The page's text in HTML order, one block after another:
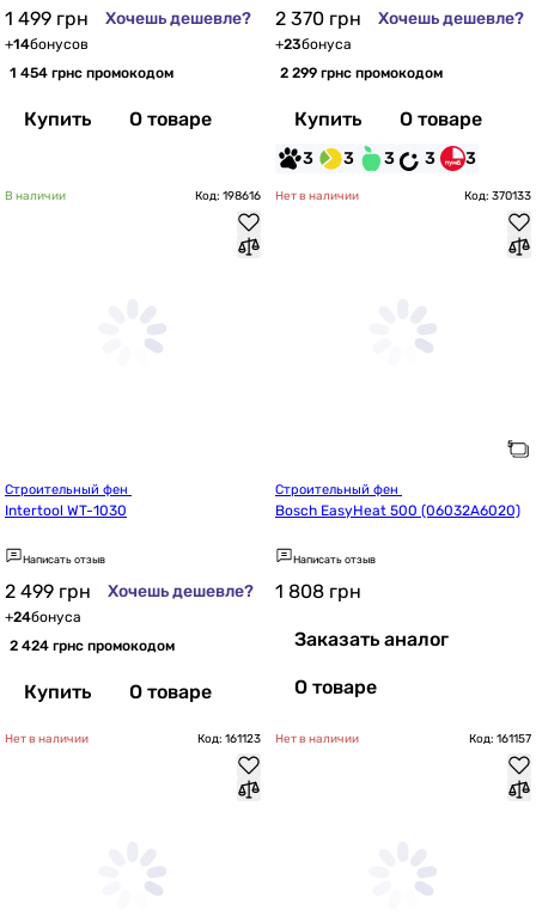
1 499 грн Хочешь дешевле?
+14бонусов
1 454 грнс промокодом
Купить О товаре
2 370 грн Хочешь дешевле?
+23бонуса
2 299 грнс промокодом
Купить О товаре
3 3 3 3 3
В наличии Код: 198616
Intertool WT-1030
Написать отзыв
2 499 грн Хочешь дешевле?
+24бонуса
2 424 грнс промокодом
Купить О товаре
Нет в наличии Код: 370133
Bosch EasyHeat 500 (06032A6020)
Написать отзыв
1 808 грн
Заказать аналог
О товаре
Нет в наличии Код: 161123 Нет в наличии Код: 161157